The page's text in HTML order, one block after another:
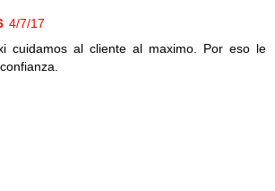
4/7/17
cuidamos al cliente al maximo. Por eso le